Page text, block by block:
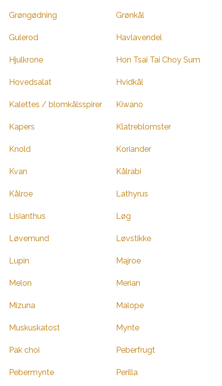
Grøngødning Grønkål
Gulerod Havlavendel
Hjulkrone Hon Tsai Tai Choy Sum
Hovedsalat Hvidkål
Kalettes / blomkålsspirer Kiwano
Kapers Klatreblomster
Knold Koriander
Kvan Kålrabi
Kålroe Lathyrus
Lisianthus Løg
Løvemund Løvstikke
Lupin Majroe
Melon Merian
Mizuna Malope
Muskuskatost Mynte
Pak choi Peberfrugt
Pebermynte Perilla